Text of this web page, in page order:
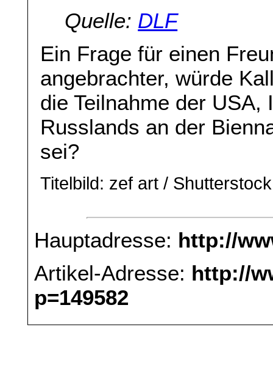
Quelle: DLF
Ein Frage für einen
angebrachter, würde
die Teilnahme der
Russlands an der
sei?
Titelbild: zef art / Shutterstock
Hauptadresse: http://
Artikel-Adresse: http://
p=149582